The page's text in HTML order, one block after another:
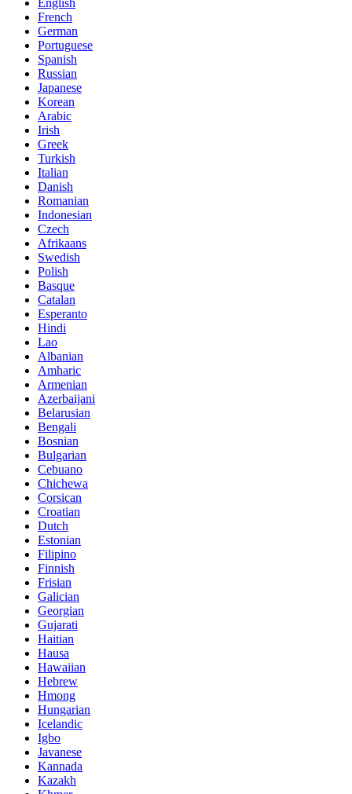
English
French
German
Portuguese
Spanish
Russian
Japanese
Korean
Arabic
Irish
Greek
Turkish
Italian
Danish
Romanian
Indonesian
Czech
Afrikaans
Swedish
Polish
Basque
Catalan
Esperanto
Hindi
Lao
Albanian
Amharic
Armenian
Azerbaijani
Belarusian
Bengali
Bosnian
Bulgarian
Cebuano
Chichewa
Corsican
Croatian
Dutch
Estonian
Filipino
Finnish
Frisian
Galician
Georgian
Gujarati
Haitian
Hausa
Hawaiian
Hebrew
Hmong
Hungarian
Icelandic
Igbo
Javanese
Kannada
Kazakh